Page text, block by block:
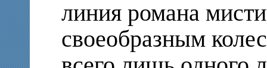
линия романа
своеобразным